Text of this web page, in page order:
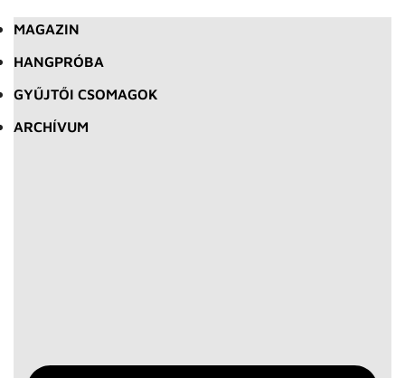
MAGAZIN
HANGPRÓBA
GYŰJTŐI CSOMAGOK
ARCHÍVUM